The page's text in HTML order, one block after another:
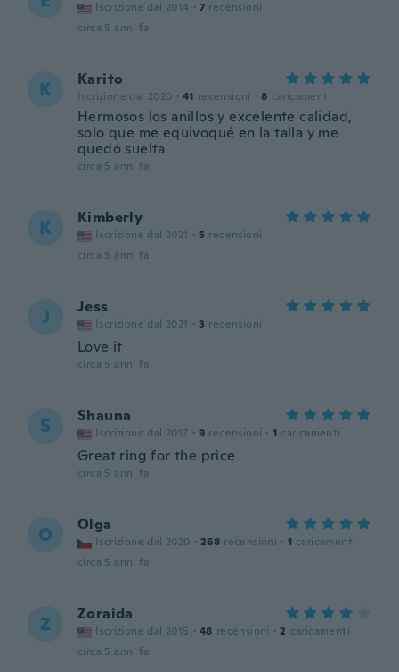
Iscrizione dal 2014 · 7 recensioni
circa 5 anni fa
K Karito
Iscrizione dal 2020 · 41 recensioni · 8 caricamenti
Hermosos los anillos y excelente calidad,
solo que me equivoqué en la talla y me
quedó suelta
circa 5 anni fa
K Kimberly
Iscrizione dal 2021 · 5 recensioni
circa 5 anni fa
J Jess
Iscrizione dal 2021 · 3 recensioni
Love it
circa 5 anni fa
S Shauna
Iscrizione dal 2017 · 9 recensioni · 1 caricamenti
Great ring for the price
circa 5 anni fa
O Olga
Iscrizione dal 2020 · 268 recensioni · 1 caricamenti
circa 5 anni fa
Z Zoraida
Iscrizione dal 2015 · 48 recensioni · 2 caricamenti
circa 5 anni fa